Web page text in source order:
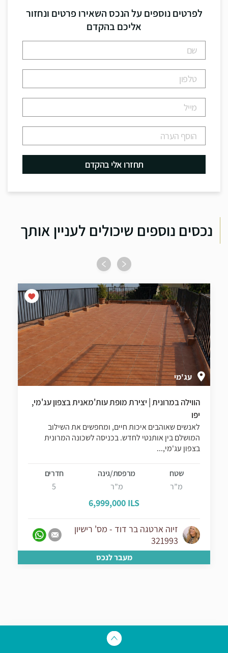
לפרטים נוספים על הנכס השאירו פרטים ונחזור
אליכם בהקדם
נכסים נוספים שיכולים לעניין אותך
עג'מי
הווילה במרונית | יצירת מופת עות'מאנית בצפון עג'מי,
יפו
לאנשים שאוהבים איכות חיים, ומחפשים את השילוב
המושלם בין אותנטי לחדש. בכניסה לשכונה המרונית
בצפון עג'מי,...
שטח
מ”ר
מרפסת/גינה
מ”ר
חדרים
5
6,999,000 ILS
זיוה ארטגה בר דוד - מס' רישיון
321993
מעבר לנכס